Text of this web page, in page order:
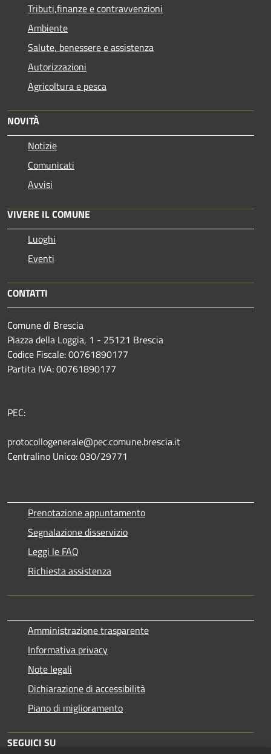
Tributi,finanze e contravvenzioni
Ambiente
Salute, benessere e assistenza
Autorizzazioni
Agricoltura e pesca
NOVITÀ
Notizie
Comunicati
Avvisi
VIVERE IL COMUNE
Luoghi
Eventi
CONTATTI
Comune di Brescia
Piazza della Loggia, 1 - 25121 Brescia
Codice Fiscale: 00761890177
Partita IVA: 00761890177
PEC:
protocollogenerale@pec.comune.brescia.it
Centralino Unico: 030/29771
Prenotazione appuntamento
Segnalazione disservizio
Leggi le FAQ
Richiesta assistenza
Amministrazione trasparente
Informativa privacy
Note legali
Dichiarazione di accessibilità
Piano di miglioramento
SEGUICI SU